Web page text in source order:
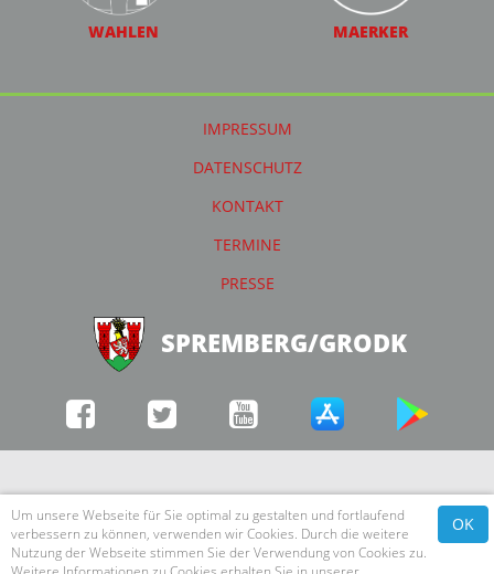
WAHLEN MAERKER
IMPRESSUM
DATENSCHUTZ
KONTAKT
TERMINE
PRESSE
SPREMBERG/GRODK
Um unsere Webseite für Sie optimal zu gestalten und fortlaufend
verbessern zu können, verwenden wir Cookies. Durch die weitere
Nutzung der Webseite stimmen Sie der Verwendung von Cookies zu.
OK